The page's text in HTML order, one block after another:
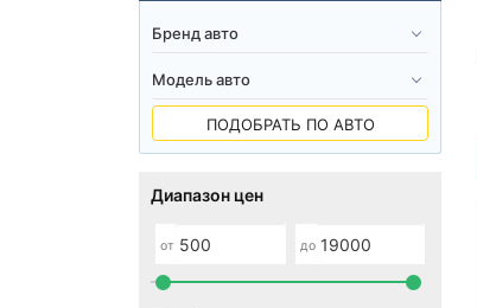
ПОДОБРАТЬ ПО АВТО
Диапазон цен
от до